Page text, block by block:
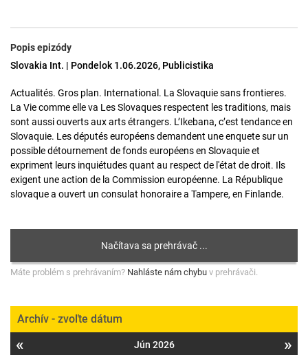
Popis epizódy
Slovakia Int. | Pondelok 1.06.2026, Publicistika
Actualités. Gros plan. International. La Slovaquie sans frontieres.
La Vie comme elle va Les Slovaques respectent les traditions, mais
sont aussi ouverts aux arts étrangers. L’Ikebana, c’est tendance en
Slovaquie. Les députés européens demandent une enquete sur un
possible détournement de fonds européens en Slovaquie et
expriment leurs inquiétudes quant au respect de l'état de droit. Ils
exigent une action de la Commission européenne. La République
slovaque a ouvert un consulat honoraire a Tampere, en Finlande.
Máte problém s prehrávaním? Nahláste nám chybu v prehrávači.
Archív - zvoľte dátum
« Jún 2026 »